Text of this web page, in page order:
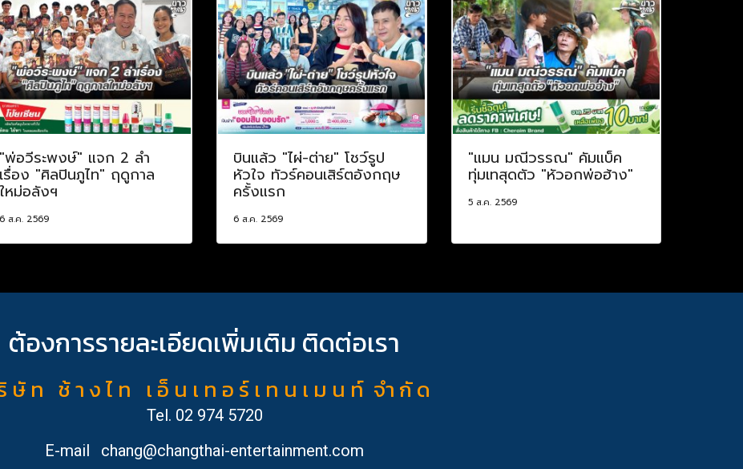
"พ่อวีระพงษ์" แจก 2 ลำ
เรื่อง "ศิลปินภูไท" ฤดูกาล
ใหม่อลังฯ
6 ส.ค. 2569
บินแล้ว "ไผ่-ต่าย" โชว์รูป
หัวใจ ทัวร์คอนเสิร์ตอังกฤษ
ครั้งแรก
6 ส.ค. 2569
"แมน มณีวรรณ" คัมแบ็ค
ทุ่มเทสุดตัว "หัวอกพ่อฮ้าง"
5 ส.ค. 2569
ต้องการรายละเอียดเพิ่มเติม ติดต่อเรา
ษั ท ช้ า ง ไ ท เ อ็ น เ ท อ ร์ เ ท น เ ม น ท์ จำ กั ด
Tel. 02 974 5720
E-mail
chang@changthai-entertainment.com